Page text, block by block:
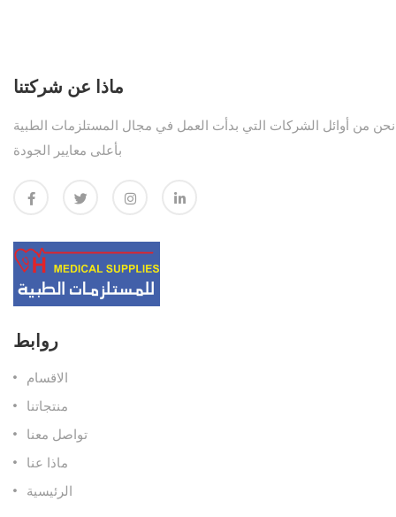
ماذا عن شركتنا
نحن من أوائل الشركات التي بدأت العمل في مجال المستلزمات الطبية
بأعلى معايير الجودة
روابط
الاقسام
منتجاتنا
تواصل معنا
ماذا عنا
الرئيسية